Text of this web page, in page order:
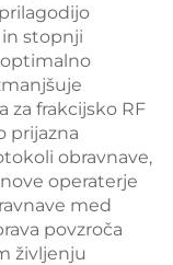
stopnji
za frakcijsko RF
prijazna
obravnave,
operaterje
med
povzroča
življenju